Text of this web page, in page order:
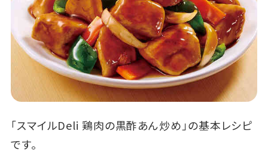
「スマイルDeli 鶏肉の黒酢あん炒め」の基本レシピ
です。